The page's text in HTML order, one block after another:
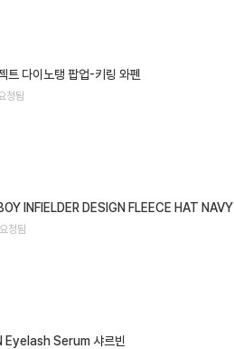
트 다이노탱 팝업-키링 와펜
청됨
INFIELDER DESIGN FLEECE HAT NAVY
청됨
Eyelash Serum 샤르빈